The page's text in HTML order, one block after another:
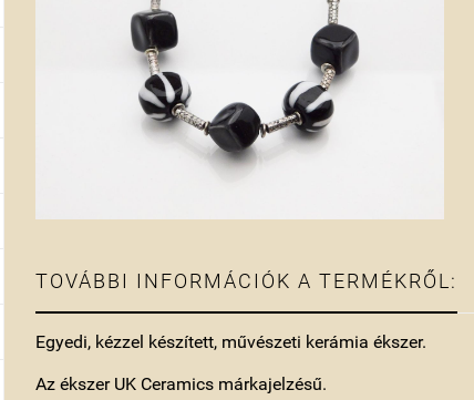
TOVÁBBI INFORMÁCIÓK A TERMÉKRŐL:
Egyedi, kézzel készített, művészeti kerámia ékszer.
Az ékszer UK Ceramics márkajelzésű.